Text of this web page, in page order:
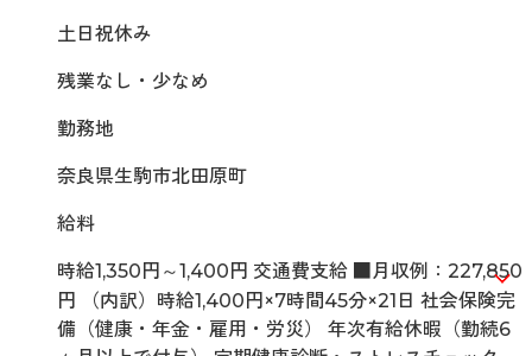
土日祝休み
残業なし・少なめ
勤務地
奈良県生駒市北田原町
給料
時給1,350円～1,400円 交通費支給 ■月収例：227,850
円 （内訳）時給1,400円×7時間45分×21日 社会保険完
備（健康・年金・雇用・労災） 年次有給休暇（勤続6